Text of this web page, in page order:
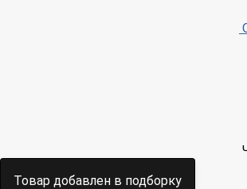
Товар добавлен в подборку